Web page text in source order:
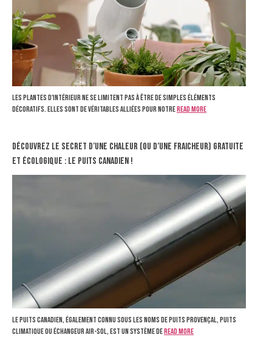
Les plantes d'intérieur ne se limitent pas à être de simples éléments
décoratifs. Elles sont de véritables alliées pour notreRead more
Découvrez le secret d’une chaleur (ou d’une fraicheur) gratuite
et écologique : le puits canadien !
Le puits canadien, également connu sous les noms de puits provençal, puits
climatique ou échangeur air-sol, est un système deRead more